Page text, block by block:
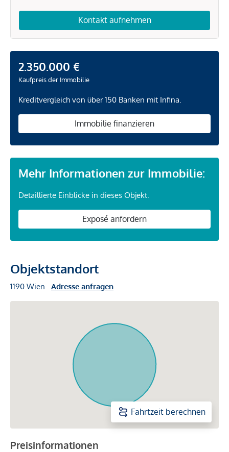
Kontakt aufnehmen
2.350.000 €
Kaufpreis der Immobilie
Kreditvergleich von über 150 Banken mit Infina.
Immobilie finanzieren
Mehr Informationen zur Immobilie:
Detaillierte Einblicke in dieses Objekt.
Exposé anfordern
Objektstandort
1190 Wien Adresse anfragen
Fahrtzeit berechnen
Preisinformationen